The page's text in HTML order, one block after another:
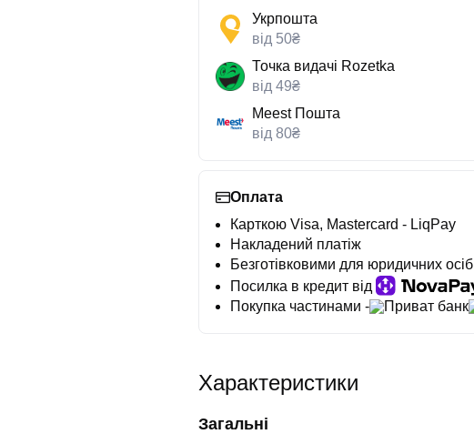
Укрпошта
від 50₴
Точка видачі Rozetka
від 49₴
Meest Пошта
від 80₴
Оплата
Карткою Visa, Mastercard - LiqPay
Накладений платіж
Безготівковими для юридичних осіб
Посилка в кредит від
Покупка частинами -
Приват банк
Характеристики
Загальні